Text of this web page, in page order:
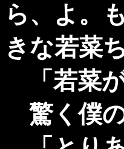
ら、よ。
きな若菜
「若菜
驚く僕